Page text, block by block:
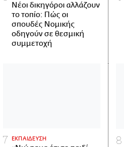
Νέοι δικηγόροι αλλάζουν
το τοπίο: Πώς οι
σπουδές Νομικής
οδηγούν σε θεσμική
συμμετοχή
ΕΚΠΑΙΔΕΥΣΗ